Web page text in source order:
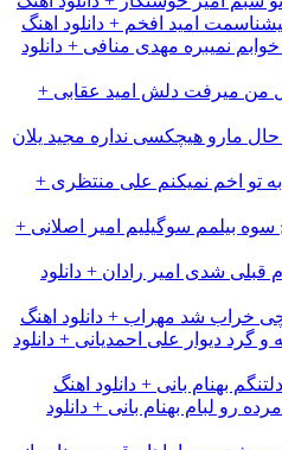
امید افخم + دانلود اهنگ
نمیبره مهدی منافی + دانلود
من میرفت دلش امید عقابی +
حال مارو هیچکسی نداره مجید یلان
تو اخم نمیکنم علی منتظری +
بیلمم سوگیلیم امیر اصلانی +
قبلی شدی امیر رادان + دانلود
خراب شد مهراب + دانلود اهنگ
دیوار علی احمدیانی + دانلود
بهنام بانی + دانلود اهنگ
رو لبام بهنام بانی + دانلود